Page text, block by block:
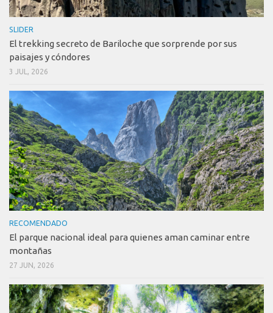
SLIDER
El trekking secreto de Bariloche que sorprende por sus
paisajes y cóndores
3 JUL, 2026
RECOMENDADO
El parque nacional ideal para quienes aman caminar entre
montañas
27 JUN, 2026